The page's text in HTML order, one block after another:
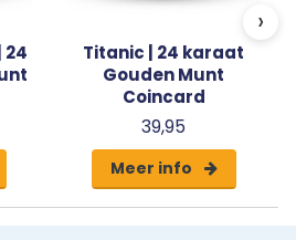
technieken waardoor de
worden weergegeven. De
verpakt in een luxe
een prachtig en
Voor uzelf of voor anderen.
24
Titanic | 24 karaat
Gouden Munt
Coincard
39,95
Meer info
›